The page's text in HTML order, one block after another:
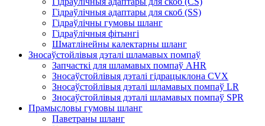
Гідраўлічныя адаптары для скоб (SS)
Гідраўлічны гумовы шланг
Гідраўлічныя фітынгі
Шматлінейны калектарны шланг
Зносаўстойлівыя дэталі шламавых помпаў
Запчасткі для шламавых помпаў AHR
Зносаўстойлівыя дэталі гідрацыклона CVX
Зносаўстойлівыя дэталі шламавых помпаў LR
Зносаўстойлівыя дэталі шламавых помпаў SPR
Прамысловы гумовы шланг
Паветраны шланг